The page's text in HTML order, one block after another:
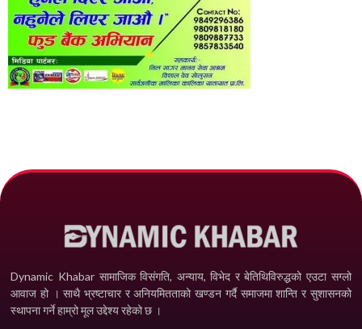
Dynamic Khabar सामाजिक विसंगति, अन्याय, विभेद­ र बेतिथिविरुद्धको एउटा सग्लो
आवाज हो । साथै भ्रष्टाचार र अनियमितताको खण्डन गर्दै समाजमा शान्ति र सुशासनको
स्थापना गर्ने हाम्रो मूल उद्देश्य रहेको छ ।